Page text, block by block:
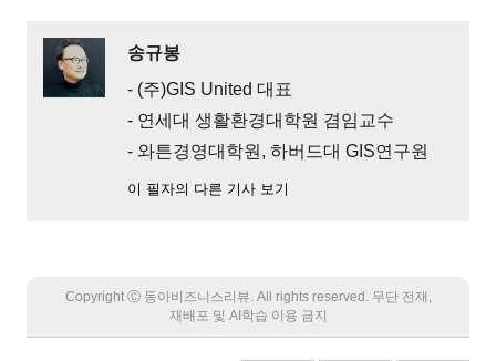
송규봉
- (주)GIS United 대표
- 연세대 생활환경대학원 겸임교수
- 와튼경영대학원, 하버드대 GIS연구원
이 필자의 다른 기사 보기
Copyright Ⓒ 동아비즈니스리뷰. All rights reserved. 무단 전재,
재배포 및 AI학습 이용 금지